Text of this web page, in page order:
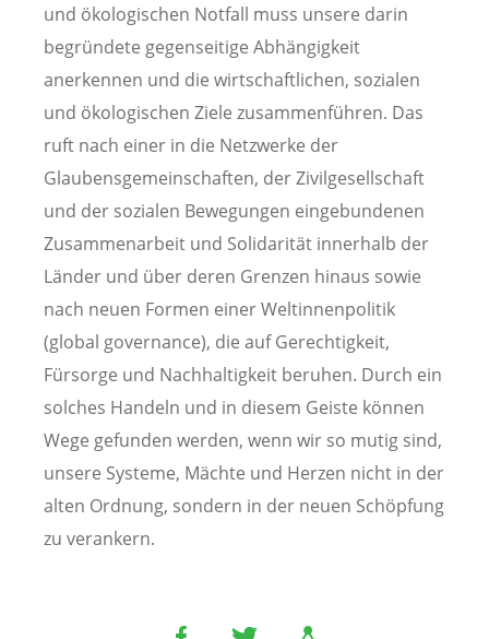
und ökologischen Notfall muss unsere darin
begründete gegenseitige Abhängigkeit
anerkennen und die wirtschaftlichen, sozialen
und ökologischen Ziele zusammenführen. Das
ruft nach einer in die Netzwerke der
Glaubensgemeinschaften, der Zivilgesellschaft
und der sozialen Bewegungen eingebundenen
Zusammenarbeit und Solidarität innerhalb der
Länder und über deren Grenzen hinaus sowie
nach neuen Formen einer Weltinnenpolitik
(global governance), die auf Gerechtigkeit,
Fürsorge und Nachhaltigkeit beruhen. Durch ein
solches Handeln und in diesem Geiste können
Wege gefunden werden, wenn wir so mutig sind,
unsere Systeme, Mächte und Herzen nicht in der
alten Ordnung, sondern in der neuen Schöpfung
zu verankern.